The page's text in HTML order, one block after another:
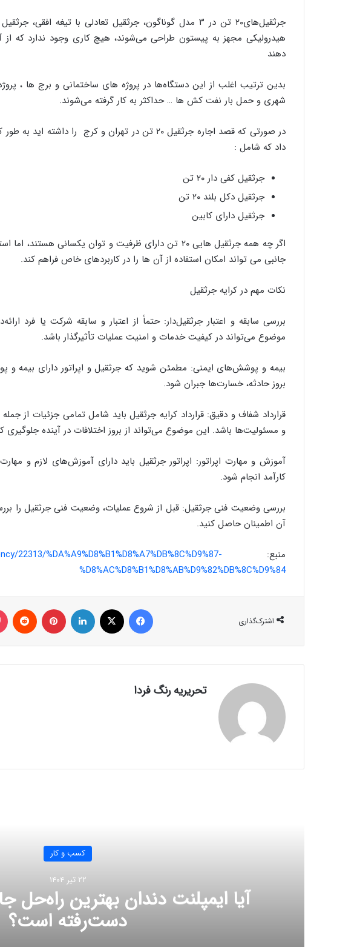
جرثقیل‌های۲۰ تن در ۳ مدل گوناگون، جرثقیل تعادلی با تیغه
هیدرولیکی مجهز به پیستون طراحی می‌شوند، هیچ کاری وجود ندارد که از
دهند
بدین ترتیب اغلب از این دستگاه‌ها در پروژه های ساختمانی و برج ها ،
شهری و حمل بار نفت کش ها … حداکثر به کار گرفته می‌شوند.
در صورتی که قصد اجاره جرثقیل ۲۰ تن در تهران و کرج را
داد که شامل :
جرثقیل کفی دار ۲۰ تن
جرثقیل دکل بلند ۲۰ تن
جرثقیل دارای کابین
اگر چه همه جرثقیل هایی ۲۰ تن دارای ظرفیت و توان یکسانی
جانبی می تواند امکان استفاده از آن ها را در کاربردهای خاص فراهم کند.
نکات مهم در کرایه جرثقیل
بررسی سابقه و اعتبار جرثقیل‌دار: حتماً از اعتبار و سابقه شرکت یا فرد
موضوع می‌تواند در کیفیت خدمات و امنیت عملیات تأثیرگذار باشد.
بیمه و پوشش‌های ایمنی: مطمئن شوید که جرثقیل و اپراتور دارای بیمه
بروز حادثه، خسارت‌ها جبران شود.
قرارداد شفاف و دقیق: قرارداد کرایه جرثقیل باید شامل تمامی جزئیات از
و مسئولیت‌ها باشد. این موضوع می‌تواند از بروز اختلافات در آینده جلوگیری
آموزش و مهارت اپراتور: اپراتور جرثقیل باید دارای آموزش‌های لازم و
کارآمد انجام شود.
بررسی وضعیت فنی جرثقیل: قبل از شروع عملیات، وضعیت فنی جرثقیل را
آن اطمینان حاصل کنید.
منبع: %DA%A9%D8%B1%D8%A7%DB%8C%D9%87-
%D8%AC%D8%B1%D8%AB%D9%82%DB%8C%D9%84
اشترک‌گذاری
تحریریه رنگ فردا
کسب و کار
۲۲ تیر ۱۴۰۴
آیا ایمپلنت دندان بهترین راه‌حل
دست‌رفته است؟